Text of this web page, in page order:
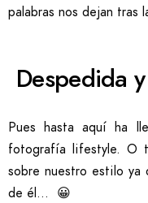
palabras nos dejan tras
Despedida
Pues hasta aquí ha
fotografía lifestyle. O
sobre nuestro estilo ya
de él… 😀